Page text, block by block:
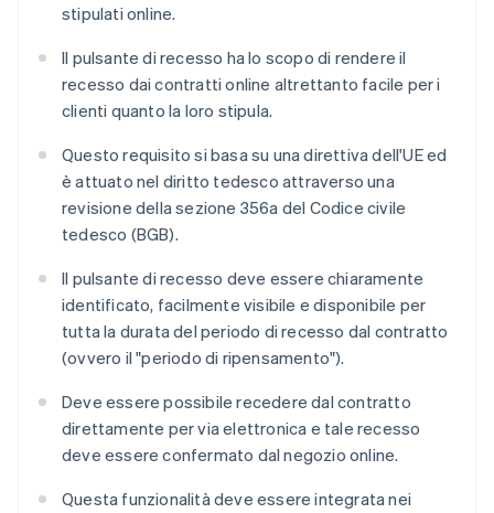
stipulati online.
Il pulsante di recesso ha lo scopo di rendere il
recesso dai contratti online altrettanto facile per i
clienti quanto la loro stipula.
Questo requisito si basa su una direttiva dell'UE ed
è attuato nel diritto tedesco attraverso una
revisione della sezione 356a del Codice civile
tedesco (BGB).
Il pulsante di recesso deve essere chiaramente
identificato, facilmente visibile e disponibile per
tutta la durata del periodo di recesso dal contratto
(ovvero il "periodo di ripensamento").
Deve essere possibile recedere dal contratto
direttamente per via elettronica e tale recesso
deve essere confermato dal negozio online.
Questa funzionalità deve essere integrata nei